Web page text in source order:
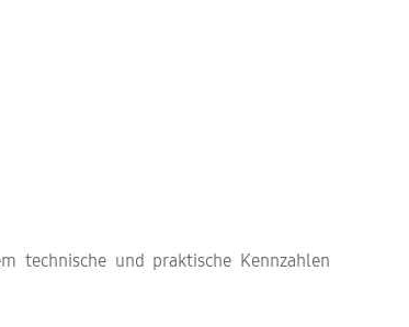
technische und praktische Kennzahlen